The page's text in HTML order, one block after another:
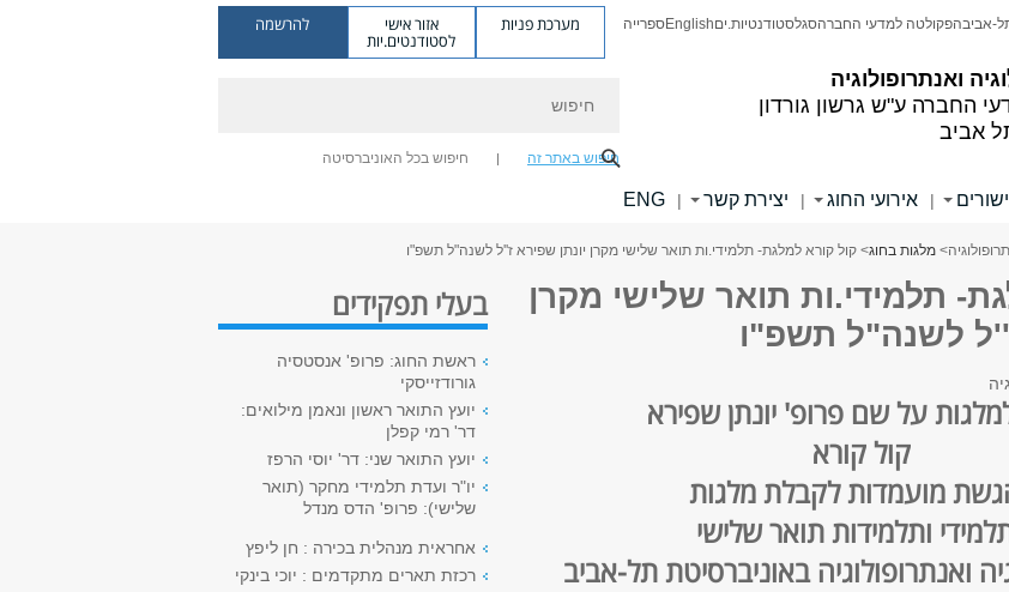
ואנתרופולוגיה
החברה ע"ש גרשון גורדון
אביב
אביבהפקולטה למדעי החברהסגלסטודנטיות.יםEnglishספרייה מערכת פניות אזור אישי
לסטודנטים.יות
להרשמה
חיפוש באתר זה חיפוש בכל האוניברסיטה
| אירועי החוג | יצירת קשר |
ENG
> מלגות בחוג> קול קורא למלגת- תלמידי.ות תואר שלישי מקרן יונתן שפירא ז''ל לשנה"ל תשפ"ו
תלמידי.ות תואר שלישי מקרן
לשנה"ל תשפ"ו
על שם פרופ' יונתן שפירא
קול קורא
מועמדות לקבלת מלגות
ותלמידות תואר שלישי
ואנתרופולוגיה באוניברסיטת תל-אביב
בעלי תפקידים
ראשת החוג: פרופ' אנסטסיה
גורודזייסקי
יועץ התואר ראשון ונאמן מילואים:
דר' רמי קפלן
יועץ התואר שני: דר' יוסי הרפז
יו"ר ועדת תלמידי מחקר (תואר
שלישי): פרופ' הדס מנדל
אחראית מנהלית בכירה : חן ליפץ
רכזת תארים מתקדמים : יוכי בינקי